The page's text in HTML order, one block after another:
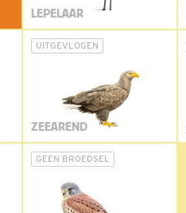
LEPELAAR
UITGEVLOGEN
ZEEAREND
GEEN BROEDSEL